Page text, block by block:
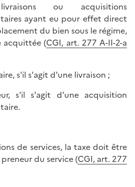
ou acquisitions
ayant eu pour effet direct
du bien sous le régime,
acquittée (CGI, art. 277 A-II-2-a
s'il s'agit d'une livraison ;
s'il s'agit d'une acquisition
de services, la taxe doit être
du service (CGI, art. 277